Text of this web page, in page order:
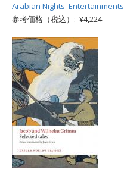
Arabian Nights' Entertainments
参考価格（税込）: ¥4,224